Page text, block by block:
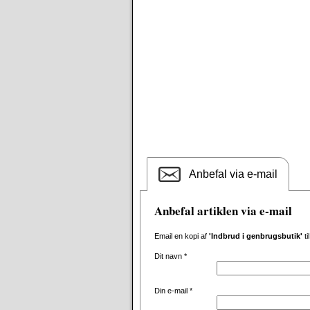
Anbefal via e-mail
Anbefal artiklen via e-mail
Email en kopi af 'Indbrud i genbrugsbutik'
Dit navn *
Din e-mail *